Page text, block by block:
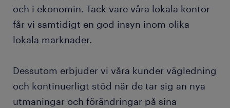
och i ekonomin. Tack vare våra lokala kontor
får vi samtidigt en god insyn inom olika
lokala marknader.
Dessutom erbjuder vi våra kunder vägledning
och kontinuerligt stöd när de tar sig an nya
utmaningar och förändringar på sina